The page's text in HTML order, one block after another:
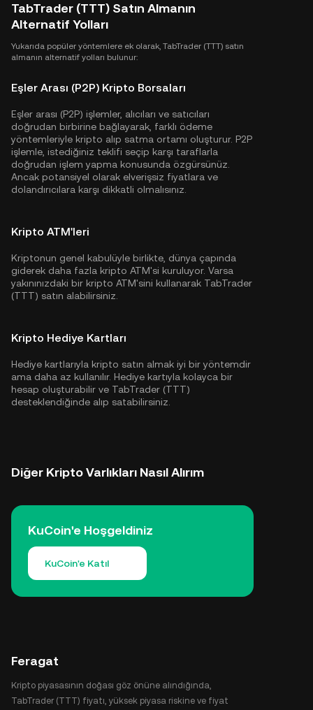
TabTrader (TTT) Satın Almanın
Alternatif Yolları
Yukarıda popüler yöntemlere ek olarak, TabTrader (TTT) satın
almanın alternatif yolları bulunur:
Eşler Arası (P2P) Kripto Borsaları
Eşler arası (P2P) işlemler, alıcıları ve satıcıları
doğrudan birbirine bağlayarak, farklı ödeme
yöntemleriyle kripto alıp satma ortamı oluşturur. P2P
işlemle, istediğiniz teklifi seçip karşı taraflarla
doğrudan işlem yapma konusunda özgürsünüz.
Ancak potansiyel olarak elverişsiz fiyatlara ve
dolandırıcılara karşı dikkatli olmalısınız.
Kripto ATM'leri
Kriptonun genel kabulüyle birlikte, dünya çapında
giderek daha fazla kripto ATM'si kuruluyor. Varsa
yakınınızdaki bir kripto ATM'sini kullanarak TabTrader
(TTT) satın alabilirsiniz.
Kripto Hediye Kartları
Hediye kartlarıyla kripto satın almak iyi bir yöntemdir
ama daha az kullanılır. Hediye kartıyla kolayca bir
hesap oluşturabilir ve TabTrader (TTT)
desteklendiğinde alıp satabilirsiniz.
Diğer Kripto Varlıkları Nasıl Alırım
KuCoin'e Hoşgeldiniz
KuCoin'e Katıl
Feragat
Kripto piyasasının doğası göz önüne alındığında,
TabTrader (TTT) fiyatı, yüksek piyasa riskine ve fiyat